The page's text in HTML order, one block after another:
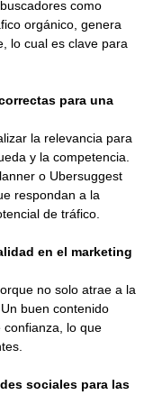
como
orgánico, genera
lo cual es clave para
para una
la relevancia para
y la competencia.
o Ubersuggest
respondan a la
de tráfico.
en el marketing
no solo atrae a la
buen contenido
confianza, lo que
sociales para las